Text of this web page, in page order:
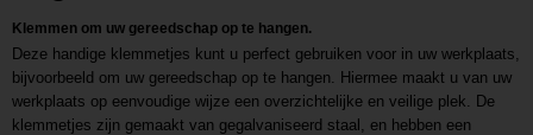
Klemmen om uw gereedschap op te hangen.
Deze handige klemmetjes kunt u perfect gebruiken voor in uw werkplaats,
bijvoorbeeld om uw gereedschap op te hangen. Hiermee maakt u van uw
werkplaats op eenvoudige wijze een overzichtelijke en veilige plek. De
klemmetjes zijn gemaakt van gegalvaniseerd staal, en hebben een